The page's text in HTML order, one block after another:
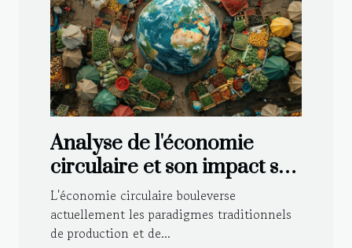
Analyse de l'économie
circulaire et son impact sur
les marchés mondiaux
L'économie circulaire bouleverse
actuellement les paradigmes traditionnels
de production et de...